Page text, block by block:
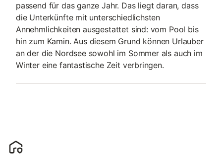
passend für das ganze Jahr. Das liegt daran, dass
die Unterkünfte mit unterschiedlichsten
Annehmlichkeiten ausgestattet sind: vom Pool bis
hin zum Kamin. Aus diesem Grund können Urlauber
an der die Nordsee sowohl im Sommer als auch im
Winter eine fantastische Zeit verbringen.